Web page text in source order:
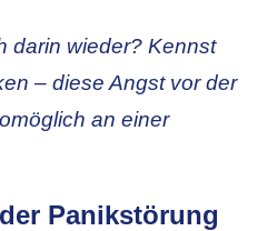
darin wieder? Kennst
– diese Angst vor der
an einer
Panikstörung